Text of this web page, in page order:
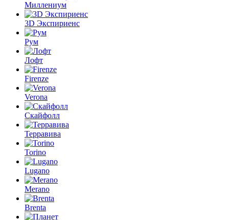
Миллениум
3D Экспириенс
Рум
Лофт
Firenze
Verona
Скайфолл
Терравива
Torino
Lugano
Merano
Brenta